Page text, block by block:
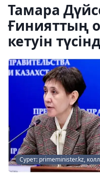
Тамара
Ғинияттың
кетуін
Сурет: primeminister.kz,